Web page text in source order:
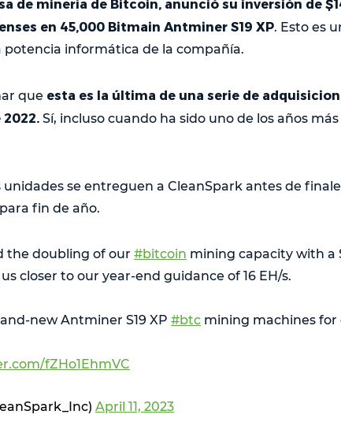
de minería de Bitcoin, anunció su inversión de
en 45,000 Bitmain Antminer S19 XP. Esto es
informática de la compañía.
que esta es la última de una serie de
Sí, incluso cuando ha sido uno de los años
unidades se entreguen a CleanSpark antes de
fin de año.
the doubling of our #bitcoin mining capacity with a
closer to our year-end guidance of 16 EH/s.
new Antminer S19 XP #btc mining machines for
fZHo1EhmVC
April 11, 2023